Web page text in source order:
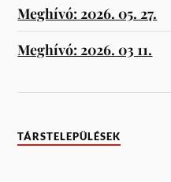
Meghívó: 2026. 05. 27.
Meghívó: 2026. 03 11.
TÁRSTELEPÜLÉSEK